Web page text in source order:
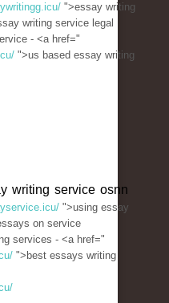
">essay writing
writing service legal
- <a href="
">us based essay writing
writing service osnn
">using essay
on service
services - <a href="
">best essays writing